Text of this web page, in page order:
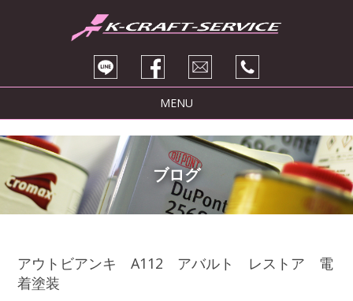
MENU
トピックス
サービス紹介
ブログ
会社紹介
お問い合わせ
ブログ
アウトビアンキ A112 アバルト レストア 電
着塗装